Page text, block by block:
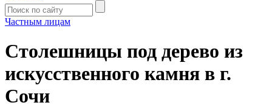
Частным лицам
Столешницы под дерево из
искусственного камня в г.
Сочи